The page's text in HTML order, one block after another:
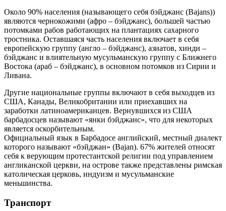
Около 90% населения (называющего себя бэйджанс (Bajans))
являются чернокожими (афро – бэйджанс), большей частью
потомками рабов работающих на плантациях сахарного
тростника. Оставшаяся часть населения включает в себя
европейскую группу (англо – бэйджанс), азиатов, хинди –
бэйджанс и влиятельную мусульманскую группу с Ближнего
Востока (араб – бэйджанс), в основном потомков из Сирии и
Ливана.
Другие национальные группы включают в себя выходцев из
США, Канады, Великобритании или приехавших на
заработки латиноамериканцев. Вернувшихся из США
барбадосцев называют «янки бэйджанс», что для некоторых
является оскорбительным.
Официальный язык в Барбадосе английский, местный диалект
которого называют «бэйджан» (Bajan). 67% жителей относят
себя к верующим протестантской религии под управлением
англиканской церкви, на острове также представлены римская
католическая церковь, индуизм и мусульманские
меньшинства.
Транспорт